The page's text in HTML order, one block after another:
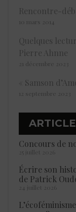
Rencontre-
10 mars 2014
Quelques
Pierre Ahnne
21 décembre 2023
« Samson
12 septembre 2023
Concours de
25 juillet 2026
Écrire son
de Patrick
24 juillet 2026